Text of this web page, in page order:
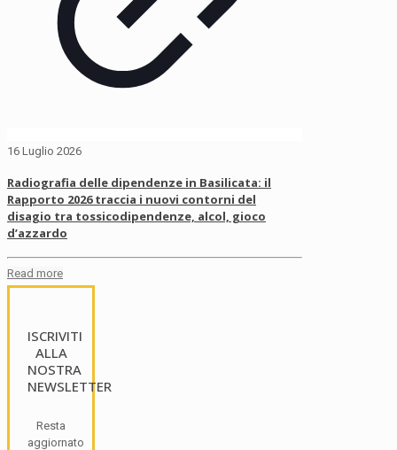
16 Luglio 2026
Radiografia delle dipendenze in Basilicata: il
Rapporto 2026 traccia i nuovi contorni del
disagio tra tossicodipendenze, alcol, gioco
d’azzardo
Read more
ISCRIVITI
ALLA
NOSTRA
NEWSLETTER
Resta
aggiornato